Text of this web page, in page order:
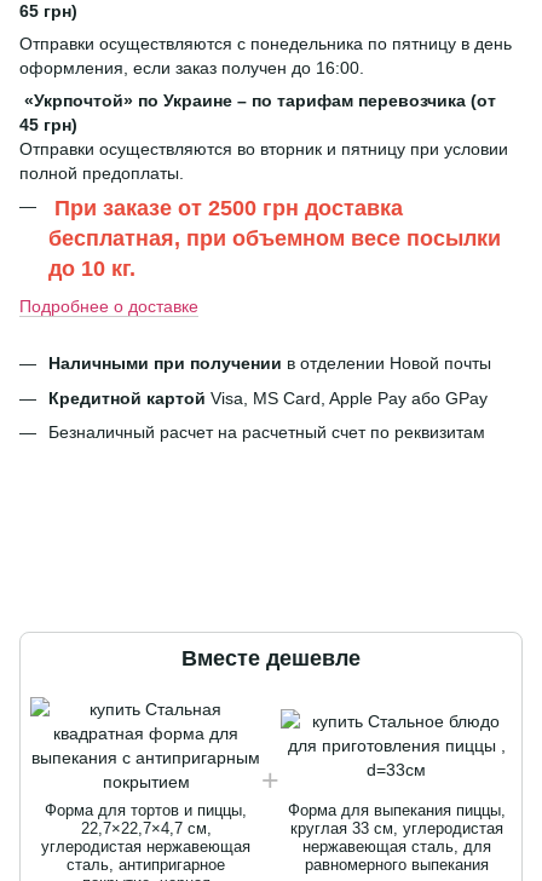
65 грн)
Отправки осуществляются с понедельника по пятницу в день
оформления, если заказ получен до 16:00.
«Укрпочтой» по Украине – по тарифам перевозчика (от
45 грн)
Отправки осуществляются во вторник и пятницу при условии
полной предоплаты.
При заказе от 2500 грн доставка
бесплатная, при объемном весе посылки
до 10 кг.
Подробнее о доставке
Наличными при получении в отделении Новой почты
Кредитной картой Visa, MS Card, Apple Pay або GPay
Безналичный расчет на расчетный счет по реквизитам
Вместе дешевле
Форма для тортов и пиццы,
22,7×22,7×4,7 см,
углеродистая нержавеющая
сталь, антипригарное
Форма для выпекания пиццы,
круглая 33 см, углеродистая
нержавеющая сталь, для
равномерного выпекания